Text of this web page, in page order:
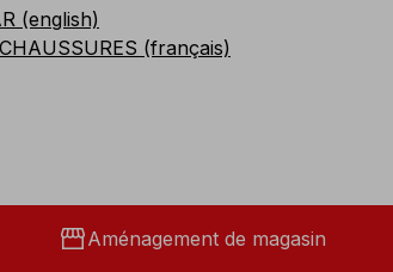
(english)
(français)
storefrontAménagement de magasin